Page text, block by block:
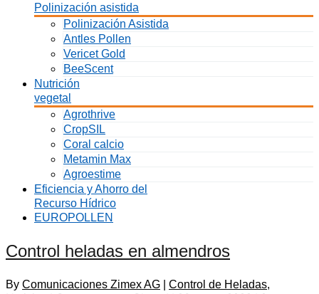
Polinización asistida
Polinización Asistida
Antles Pollen
Vericet Gold
BeeScent
Nutrición
vegetal
Agrothrive
CropSIL
Coral calcio
Metamin Max
Agroestime
Eficiencia y Ahorro del
Recurso Hídrico
EUROPOLLEN
Control heladas en almendros
By Comunicaciones Zimex AG Control de Heladas,